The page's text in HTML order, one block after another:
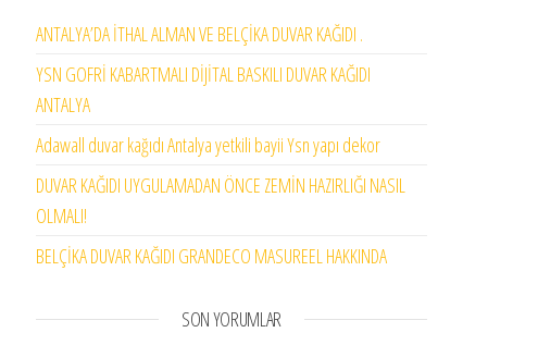
ANTALYA’DA İTHAL ALMAN VE BELÇİKA DUVAR KAĞIDI .
YSN GOFRİ KABARTMALI DİJİTAL BASKILI DUVAR KAĞIDI
ANTALYA
Adawall duvar kağıdı Antalya yetkili bayii Ysn yapı dekor
DUVAR KAĞIDI UYGULAMADAN ÖNCE ZEMİN HAZIRLIĞI NASIL
OLMALI!
BELÇİKA DUVAR KAĞIDI GRANDECO MASUREEL HAKKINDA
SON YORUMLAR